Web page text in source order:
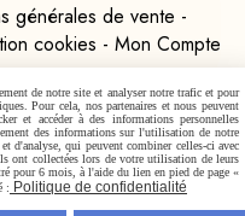
générales de vente
cookies Mon Compte
de notre site et analyser notre trafic et pour
Pour cela, nos partenaires et nous peuvent
et accéder à des informations personnelles
des informations sur l'utilisation de notre
d'analyse, qui peuvent combiner celles-ci avec
ont collectées lors de votre utilisation de leurs
pour 6 mois, à l'aide du lien en pied de page «
: Politique de confidentialité